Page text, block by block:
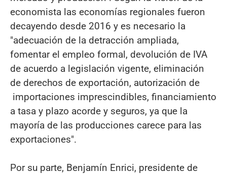
economista las economías regionales fueron
decayendo desde 2016 y es necesario la
"adecuación de la detracción ampliada,
fomentar el empleo formal, devolución de IVA
de acuerdo a legislación vigente, eliminación
de derechos de exportación, autorización de
importaciones imprescindibles, financiamiento
a tasa y plazo acorde y seguros, ya que la
mayoría de las producciones carece para las
exportaciones".
Por su parte, Benjamín Enrici, presidente de